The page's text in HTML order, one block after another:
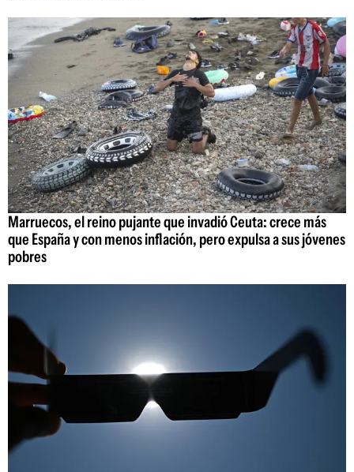
Marruecos, el reino pujante que invadió Ceuta: crece más
que España y con menos inflación, pero expulsa a sus jóvenes
pobres